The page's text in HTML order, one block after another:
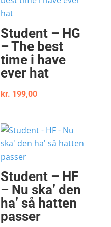
Student – HG
– The best
time i have
ever hat
kr. 199,00
Student – HF
– Nu ska’ den
ha’ så hatten
passer